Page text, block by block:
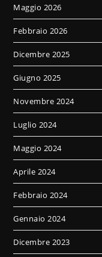
Maggio 2026
Febbraio 2026
Dicembre 2025
Giugno 2025
Novembre 2024
Luglio 2024
Maggio 2024
Aprile 2024
Febbraio 2024
Gennaio 2024
Dicembre 2023